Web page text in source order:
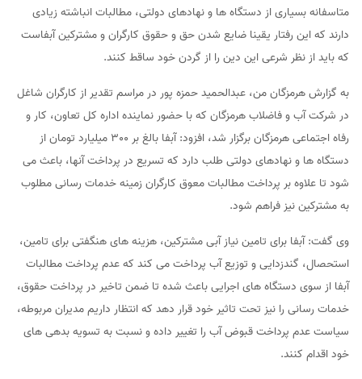
متاسفانه بسیاری از دستگاه ها و نهادهای دولتی، مطالبات انباشته زیادی
دارند که این رفتار یقینا ضایع شدن حق و حقوق کارگران و مشترکین آبفاست
که باید از نظر شرعی این دین را از گردن خود ساقط کنند.
به گزارش هرمزگان من، عبدالحمید حمزه پور در مراسم تقدیر از کارگران شاغل
در شرکت آب و فاضلاب هرمزگان که با حضور نماینده اداره کل تعاون، کار و
رفاه اجتماعی هرمزگان برگزار شد، افزود: آبفا بالغ بر 300 میلیارد تومان از
دستگاه ها و نهادهای دولتی طلب دارد که تسریع در پرداخت آنها، باعث می
شود تا علاوه بر پرداخت مطالبات معوق کارگران زمینه خدمات رسانی مطلوب
به مشترکین نیز فراهم شود.
وی گفت: آبفا برای تامین نیاز آبی مشترکین، هزینه های هنگفتی برای تامین،
استحصال، گندزدایی و توزیع آب پرداخت می کند که عدم پرداخت مطالبات
آبفا از سوی دستگاه های اجرایی باعث شده تا ضمن تاخیر در پرداخت حقوق،
خدمات رسانی را نیز تحت تاثیر خود قرار دهد که انتظار داریم مدیران مربوطه،
سیاست عدم پرداخت قبوض آب را تغییر داده و نسبت به تسویه بدهی های
خود اقدام کنند.